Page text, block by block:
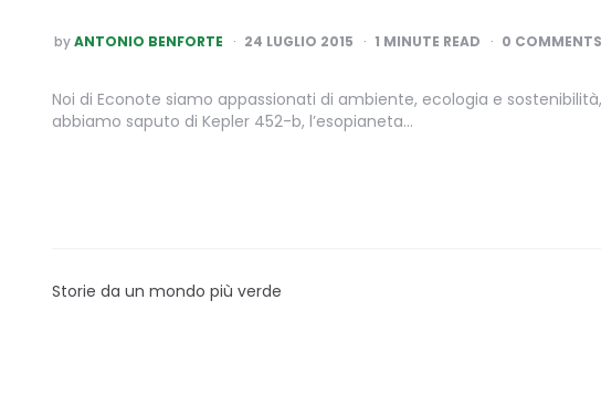
POSTED
BY
byANTONIO BENFORTE 24 LUGLIO 2015 1 MINUTE READ 0 COMMENTS
Noi di Econote siamo appassionati di ambiente, ecologia e
abbiamo saputo di Kepler 452-b, l’esopianeta…
Storie da un mondo più verde